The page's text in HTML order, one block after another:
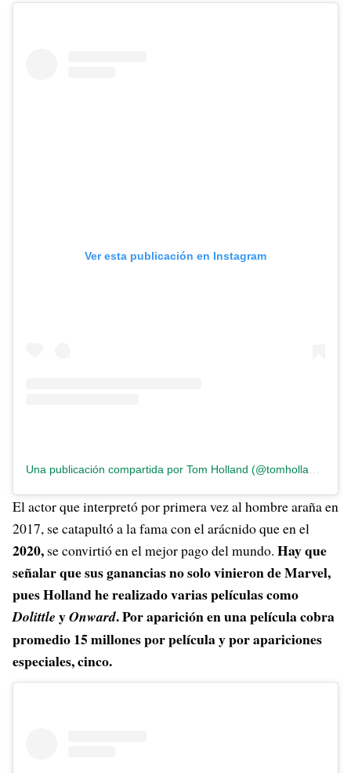
Ver esta publicación en Instagram
El actor que interpretó por primera vez al hombre araña en
2017, se catapultó a la fama con el arácnido que en el
2020, se convirtió en el mejor pago del mundo. Hay que
señalar que sus ganancias no solo vinieron de Marvel,
pues Holland he realizado varias películas como
Dolittle yOnward. Por aparición en una película cobra
promedio 15 millones por película y por apariciones
especiales, cinco.